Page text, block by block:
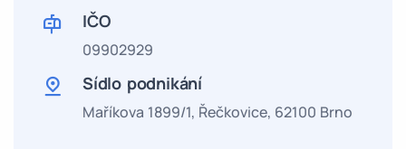
IČO
09902929
Sídlo podnikání
Maříkova 1899/1, Řečkovice, 62100 Brno